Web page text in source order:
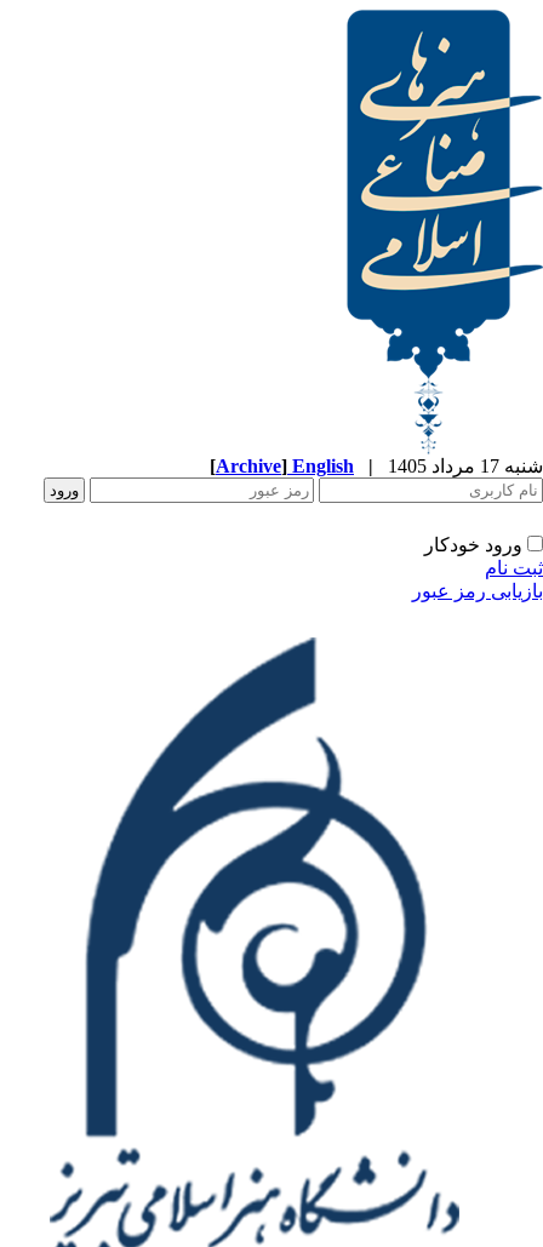
|
English
[ Archive
عبور